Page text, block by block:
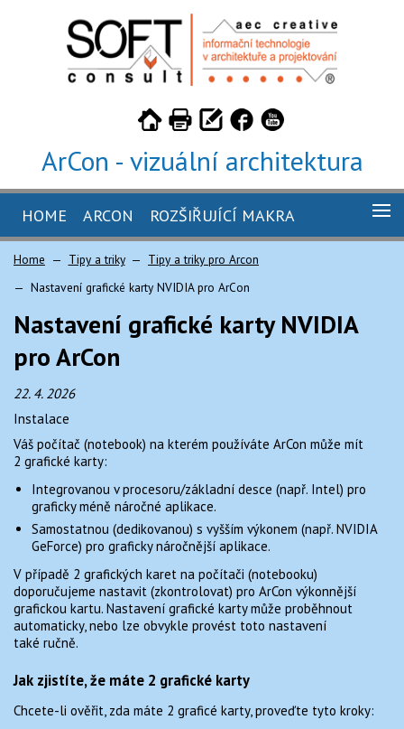
ArCon - vizuální architektura
HOME ARCON
ARCON 26
ARCON 26 - STUDENTSKÁ VERZE
ARCON 26 - TRIAL
ROZŠIŘUJÍCÍ MAKRA
KUCHYŇ 4.5 PRO ARCON
TILER 3.2 PRO ARCON
CABINET 2.2 PRO ARCON
GALERIE
CENÍK
Home Tipy a triky
Tipy a triky pro Arcon
Nastavení grafické karty NVIDIA pro ArCon
Nastavení grafické karty NVIDIA
pro ArCon
22. 4. 2026
Instalace
Váš počítač (notebook) na kterém používáte ArCon může mít
2 grafické karty:
Integrovanou v procesoru/základní desce (např. Intel) pro
graficky méně náročné aplikace.
Samostatnou (dedikovanou) s vyšším výkonem (např. NVIDIA
GeForce) pro graficky náročnější aplikace.
V případě 2 grafických karet na počítači (notebooku)
doporučujeme nastavit (zkontrolovat) pro ArCon výkonnější
grafickou kartu. Nastavení grafické karty může proběhnout
automaticky, nebo lze obvykle provést toto nastavení
také ručně.
Jak zjistíte, že máte 2 grafické karty
Chcete-li ověřit, zda máte 2 graficé karty, proveďte tyto kroky: